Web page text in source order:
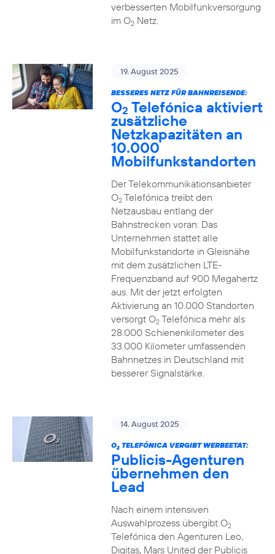
verbesserten Mobilfunkversorgung
im O2Netz.
19. August 2025
BESSERES NETZ FÜR BAHNREISENDE:
O2 Telefónica aktiviert
zusätzliche
Netzkapazitäten an
10.000
Mobilfunkstandorten
Der Telekommunikationsanbieter
O2Telefónica treibt den
Netzausbau entlang der
Bahnstrecken voran: Das
Unternehmen stattet alle
Mobilfunkstandorte in Gleisnähe
mit dem zusätzlichen LTE-
Frequenzband auf 900 Megahertz
aus. Mit der jetzt erfolgten
Aktivierung an 10.000 Standorten
versorgt O2Telefónica mehr als
28.000 Schienenkilometer des
33.000 Kilometer umfassenden
Bahnnetzes in Deutschland mit
besserer Signalstärke.
14. August 2025
O2TELEFÓNICA VERGIBT WERBEETAT:
Publicis-Agenturen
übernehmen den
Lead
Nach einem intensiven
Auswahlprozess übergibt O2
Telefónica den Agenturen Leo,
Digitas, Mars United der Publicis